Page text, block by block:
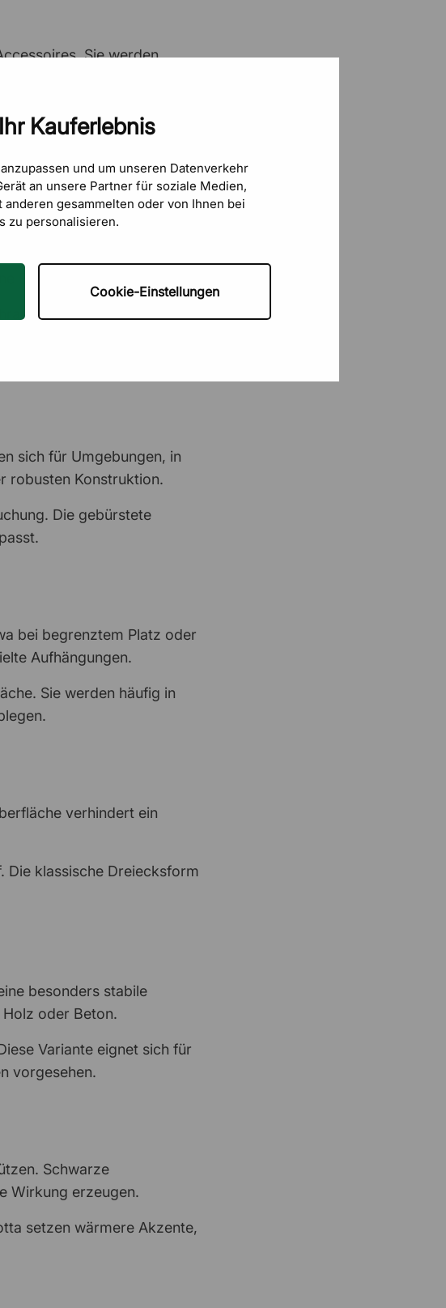
Kauferlebnis
und um unseren Datenverkehr
an unsere Partner für soziale Medien,
gesammelten oder von Ihnen bei
zu personalisieren.
Cookie-Einstellungen
Marcel Bech
Bin super zufrieden:) schon öfter…
Sebastian Hagspiel
Sie werden
und Holz erhältlich.
mehrere Haken
wir weitere
in verschiedenen
Büroumgebungen.
oder doppelseitigem
Montage sind sie
sich für Umgebungen, in
robusten Konstruktion.
Die gebürstete
bei begrenztem Platz oder
Aufhängungen.
Sie werden häufig in
verhindert ein
Die klassische Dreiecksform
besonders stabile
oder Beton.
Variante eignet sich für
vorgesehen.
Schwarze
Wirkung erzeugen.
setzen wärmere Akzente,